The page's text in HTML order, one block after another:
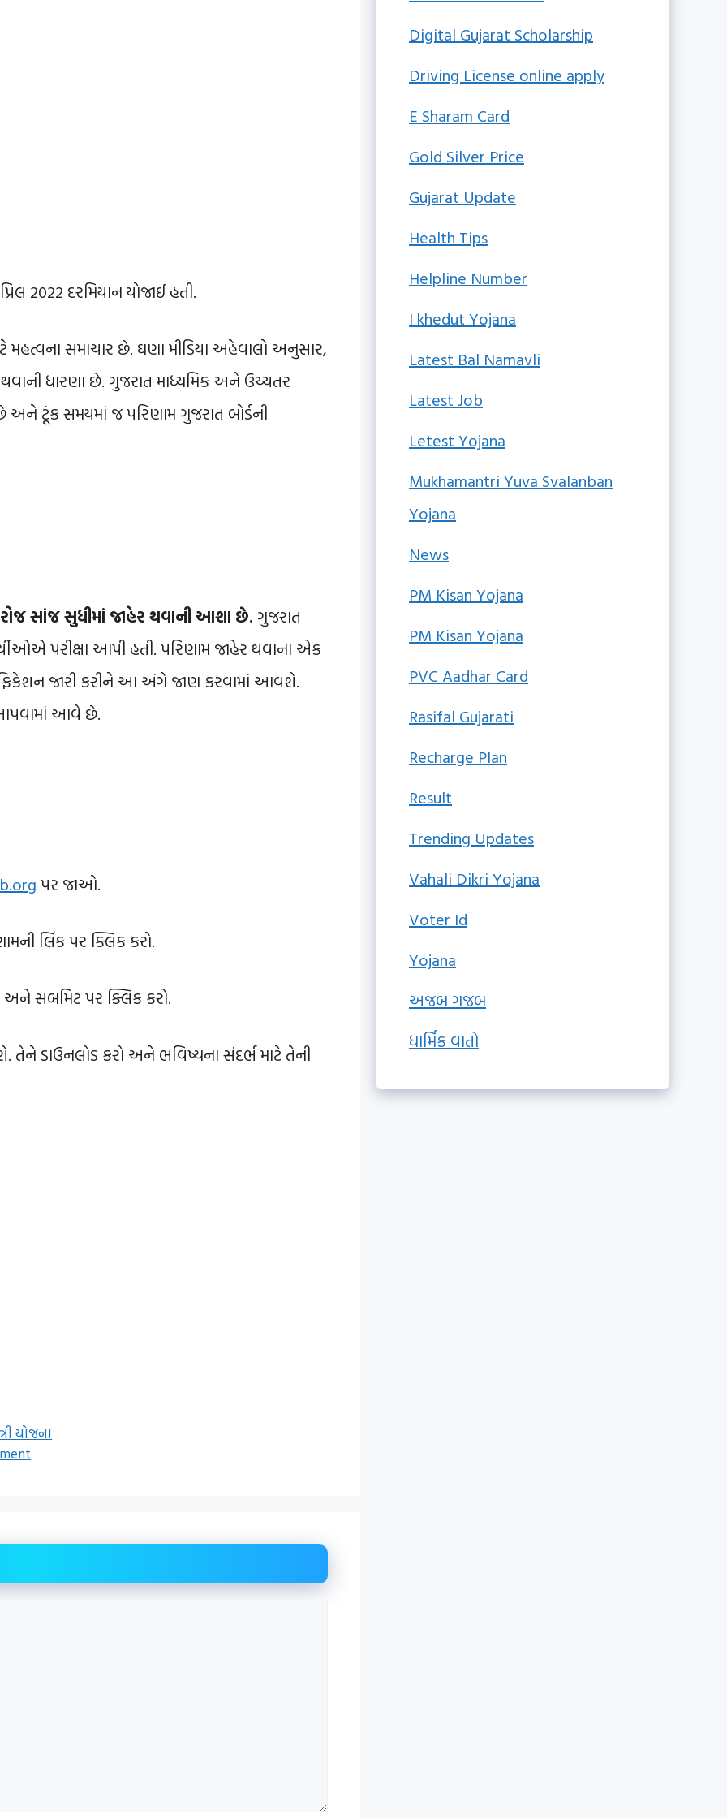
2022 દરમિયાન યોજાઈ હતી.
મહત્વના સમાચાર છે. ઘણા મીડિયા અહેવાલો અનુસાર,
ધારણા છે. ગુજરાત માધ્યમિક અને ઉચ્ચતર
છે અને ટૂંક સમયમાં જ પરિણામ ગુજરાત બોર્ડની
રોજ સાંજ સુધીમાં જાહેર થવાની આશા છે. ગુજરાત
પરીક્ષા આપી હતી. પરિણામ જાહેર થવાના એક
જારી કરીને આ અંગે જાણ કરવામાં આવશે.
આપવામાં આવે છે.
પર જાઓ.
લિંક પર ક્લિક કરો.
અને સબમિટ પર ક્લિક કરો.
તેને ડાઉનલોડ કરો અને ભવિષ્યના સંદર્ભ માટે તેની
યોજના
Digital Gujarat Scholarship
Driving License online apply
E Sharam Card
Gold Silver Price
Gujarat Update
Health Tips
Helpline Number
I khedut Yojana
Latest Bal Namavli
Latest Job
Letest Yojana
Mukhamantri Yuva Svalanban
Yojana
News
PM Kisan Yojana
PM Kisan Yojana
PVC Aadhar Card
Rasifal Gujarati
Recharge Plan
Result
Trending Updates
Vahali Dikri Yojana
Voter Id
Yojana
અજબ ગજબ
ધાર્મિક વાતો